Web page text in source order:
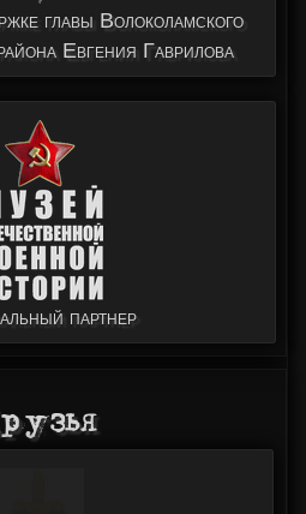
главы Волоколамского
Евгения Гаврилова
партнер